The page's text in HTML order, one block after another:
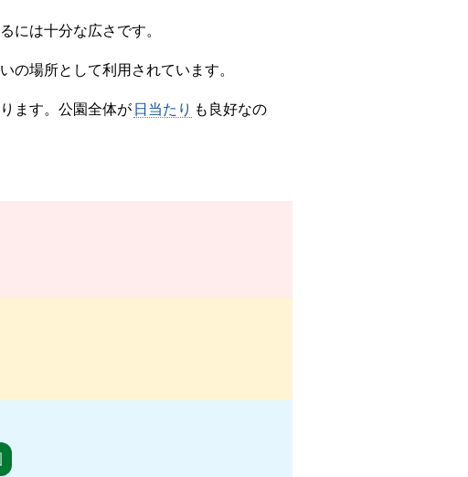
には十分な広さです。
の場所として利用されています。
ます。公園全体が 日当たり も良好なの